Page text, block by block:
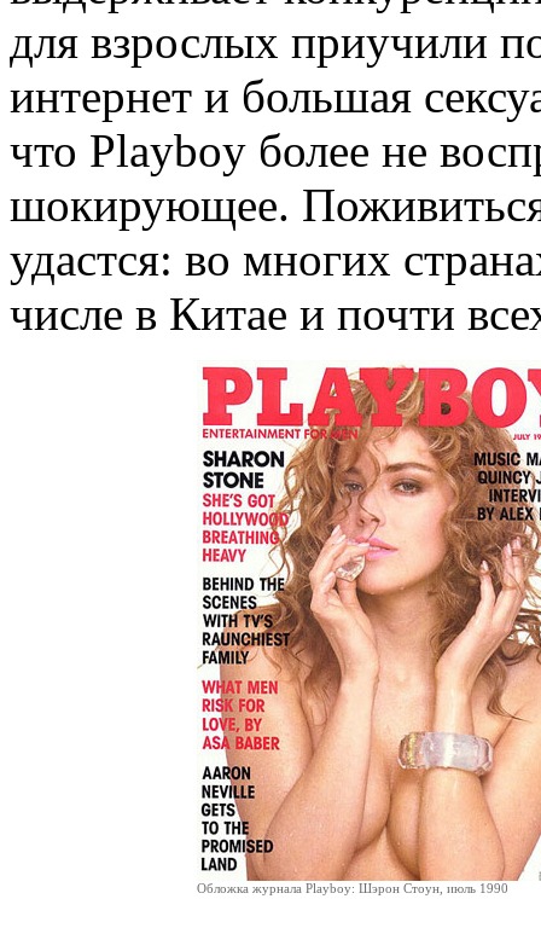
для взрослых приучили
интернет и большая
что Playboy более не
шокирующее.
удастся: во многих
числе в Китае и почти
Обложка журнала Playboy: Шэрон Стоун, июль 1990